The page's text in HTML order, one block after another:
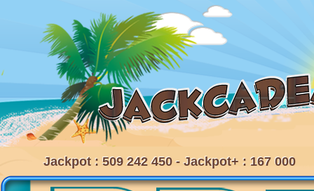
Jackpot : 509 242 450 - Jackpot+ : 167 000